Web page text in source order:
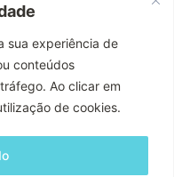
sua experiência de
conteúdos
Ao clicar em
de cookies.